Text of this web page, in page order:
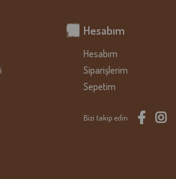
Hesabım
Hesabım
Siparişlerim
Sepetim
Bizi takip edin